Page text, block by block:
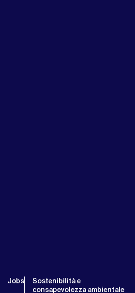
Jobs
Sostenibilità e
consapevolezza ambientale